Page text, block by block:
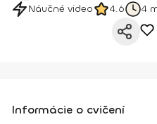
Náučné video 4.6 4
Informácie o cvičení